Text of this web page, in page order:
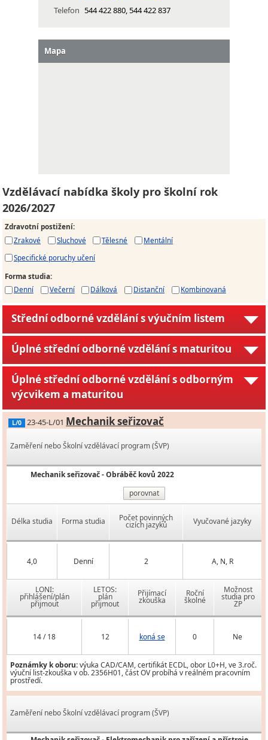
Telefon 544 422 880, 544 422 837
Mapa
Vzdělávací nabídka školy pro školní rok
2026/2027
Zdravotní postižení:
Zrakové
Sluchové Tělesné
Mentální
Specifické poruchy učení
Forma studia:
Denní
Večerní Dálková Distanční Kombinovaná
Střední odborné vzdělání s výučním listem
Úplné střední odborné vzdělání s maturitou
Úplné střední odborné vzdělání s odborným
výcvikem a maturitou
L/0 23-45-L/01 Mechanik seřizovač
Zaměření nebo Školní vzdělávací program (ŠVP)
Mechanik seřizovač - Obráběč kovů 2022
porovnat
Délka studia Forma studia Počet povinných
cizích jazyků Vyučované jazyky
4,0 Denní 2 A, N, R
LONI:
přihlášení/plán
přijmout
LETOS:
plán
přijmout
Přijímací
zkouška
Roční
školné
Možnost
studia pro
ZP
14 / 18 12 koná se 0 Ne
Poznámky k oboru:výuka CAD/CAM, certifikát ECDL, obor L0+H, ve 3.roč.
výuční list-zkouška v ob. 2356H01, část OV probíhá v reálném pracovním
prostředí.
Zaměření nebo Školní vzdělávací program (ŠVP)